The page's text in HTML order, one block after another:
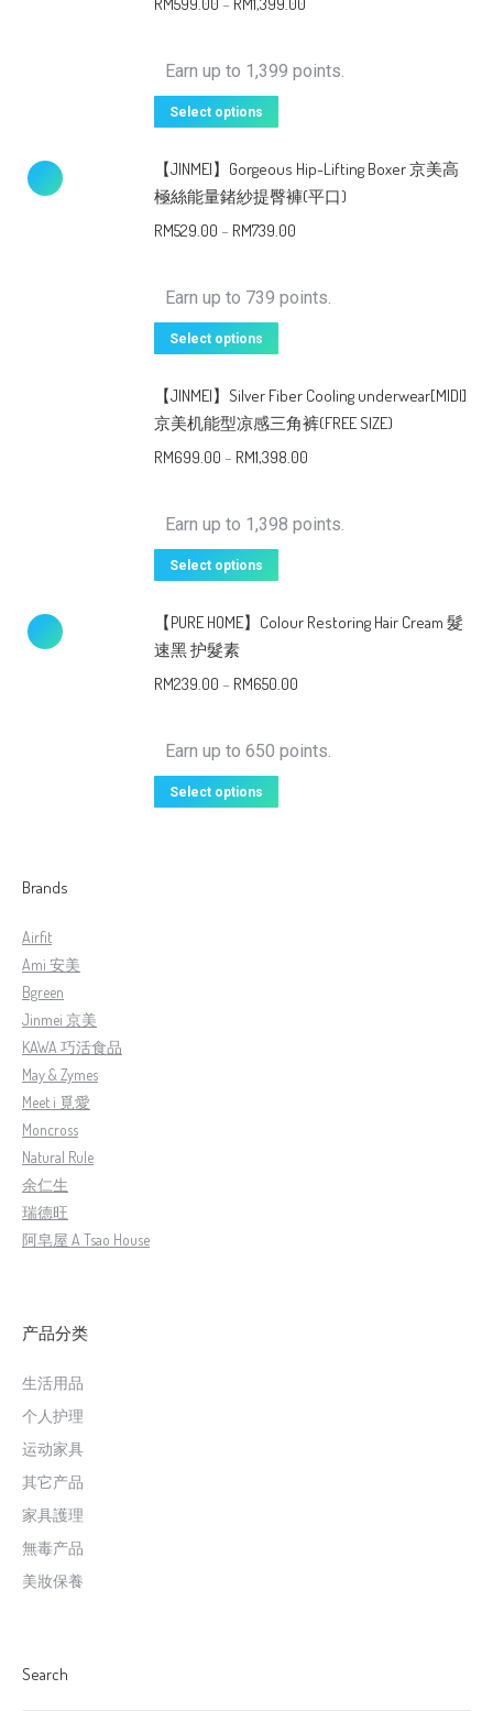
Earn up to 1,399 points.
Select options
【JINMEI】Gorgeous Hip-Lifting Boxer 京美高
極絲能量鍺紗提臀褲(平口)
RM529.00 – RM739.00
Earn up to 739 points.
Select options
【JINMEI】Silver Fiber Cooling underwear[MIDI]
京美机能型凉感三角裤(FREE SIZE)
RM699.00 – RM1,398.00
Earn up to 1,398 points.
Select options
【PURE HOME】Colour Restoring Hair Cream 髮
速黑 护髮素
RM239.00 – RM650.00
Earn up to 650 points.
Select options
Brands
Airfit
Ami 安美
Bgreen
Jinmei 京美
KAWA 巧活食品
May & Zymes
Meet i 覓愛
Moncross
Natural Rule
余仁生
瑞德旺
阿皂屋 A Tsao House
产品分类
生活用品
个人护理
运动家具
其它产品
家具護理
無毒产品
美妝保養
Search